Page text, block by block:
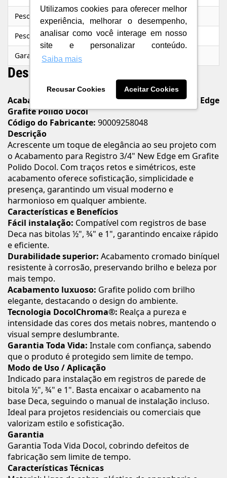
Utilizamos cookies para oferecer melhor
experiência, melhorar o desempenho,
analisar como você interage em nosso
site e personalizar conteúdo.
Saiba mais
Recusar Cookies Aceitar Cookies
Peso Líquido 0,405 kg
Peso Bruto 0,450 kg
Garantia do Fabricante
Descrição do Produto
Acabamento para Registro Base Deca 3/4" New Edge
Grafite Polido Docol
Código do Fabricante: 90009258048
Descrição
Acrescente um toque de elegância ao seu projeto com
o Acabamento para Registro 3/4" New Edge em Grafite
Polido Docol. Com traços retos e simétricos, este
acabamento oferece sofisticação, simplicidade e
presença, garantindo um visual moderno e
harmonioso em qualquer ambiente.
Características e Benefícios
Fácil instalação: Compatível com registros de base
Deca nas bitolas ½", ¾" e 1", garantindo encaixe rápido
e eficiente.
Durabilidade superior: Acabamento cromado biníquel
resistente à corrosão, preservando brilho e beleza por
mais tempo.
Acabamento luxuoso: Grafite polido com brilho
elegante, destacando o design do ambiente.
Tecnologia DocolChroma®: Realça a pureza e
intensidade das cores dos metais nobres, mantendo o
visual sempre deslumbrante.
Garantia Toda Vida: Instale com confiança, sabendo
que o produto é protegido sem limite de tempo.
Modo de Uso / Aplicação
Indicado para instalação em registros de parede de
bitola ½", ¾" e 1". Basta encaixar o acabamento na
base Deca, seguindo o manual de instalação incluso.
Ideal para projetos residenciais ou comerciais que
valorizam estilo e sofisticação.
Garantia
Garantia Toda Vida Docol, cobrindo defeitos de
fabricação sem limite de tempo.
Características Técnicas